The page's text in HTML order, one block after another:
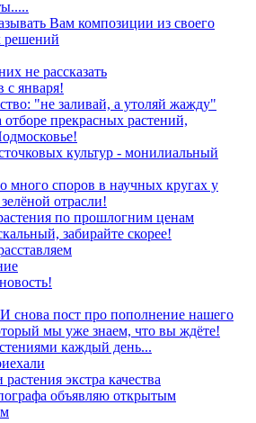
Вам композиции из своего
решений
не рассказать
с января!
"не заливай, а утоляй жажду"
прекрасных растений,
культур - монилиальный
много споров в научных кругах у
отрасли!
по прошлогним ценам
забирайте скорее!
снова пост про пополнение нашего
мы уже знаем, что вы ждёте!
каждый день...
экстра качества
объявляю открытым